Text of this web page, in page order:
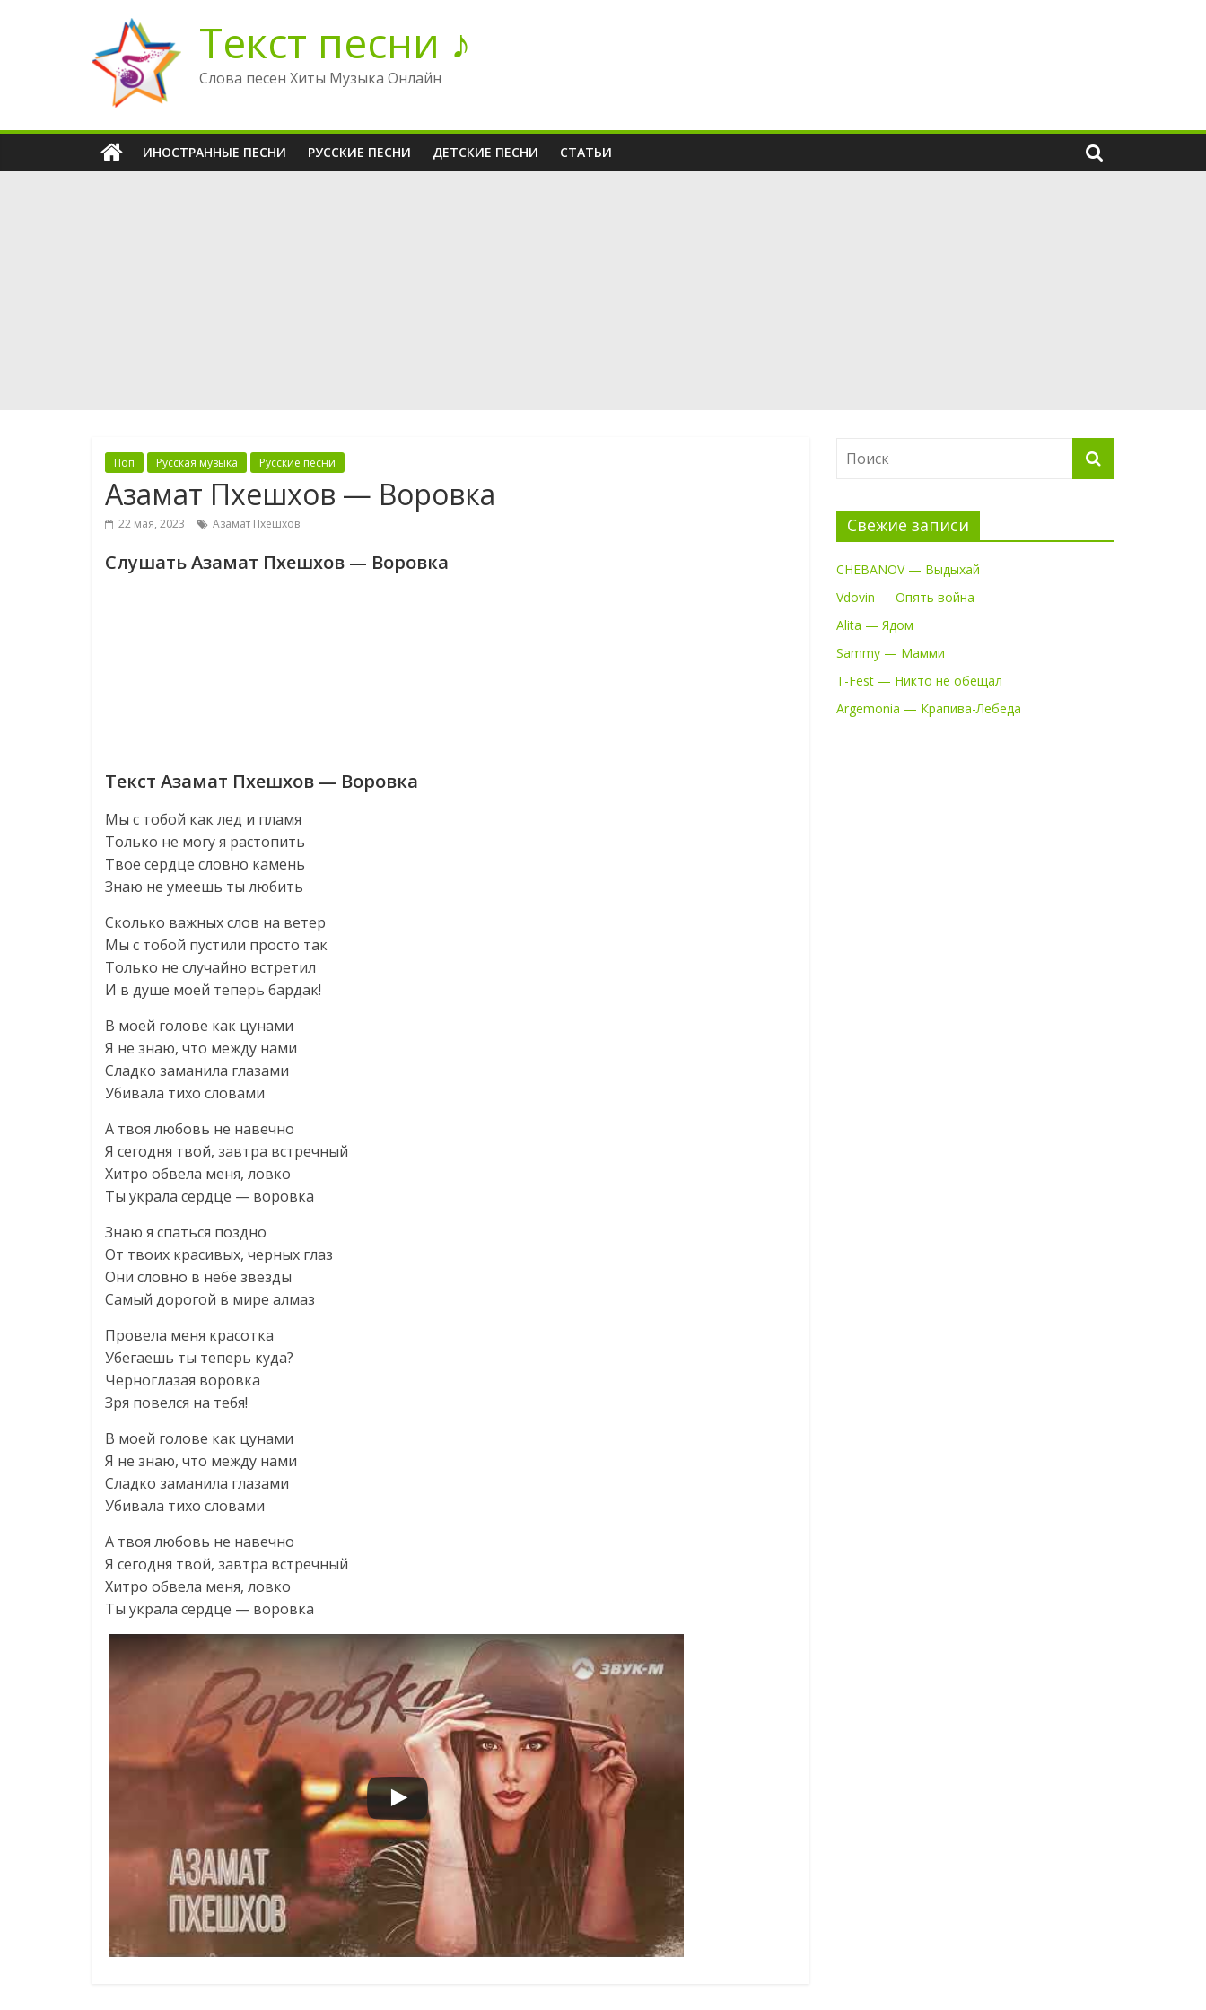
содержимому
Текст песни ♪
Слова песен Хиты Музыка Онлайн
ИНОСТРАННЫЕ ПЕСНИ РУССКИЕ ПЕСНИ ДЕТСКИЕ ПЕСНИ СТАТЬИ
Поп Русская музыка Русские песни
Азамат Пхешхов — Воровка
22 мая, 2023 Азамат Пхешхов
Слушать Азамат Пхешхов — Воровка
Текст Азамат Пхешхов — Воровка
Мы с тобой как лед и пламя
Только не могу я растопить
Твое сердце словно камень
Знаю не умеешь ты любить
Сколько важных слов на ветер
Мы с тобой пустили просто так
Только не случайно встретил
И в душе моей теперь бардак!
В моей голове как цунами
Я не знаю, что между нами
Сладко заманила глазами
Убивала тихо словами
А твоя любовь не навечно
Я сегодня твой, завтра встречный
Хитро обвела меня, ловко
Ты украла сердце — воровка
Знаю я спаться поздно
От твоих красивых, черных глаз
Они словно в небе звезды
Самый дорогой в мире алмаз
Провела меня красотка
Убегаешь ты теперь куда?
Черноглазая воровка
Зря повелся на тебя!
В моей голове как цунами
Я не знаю, что между нами
Сладко заманила глазами
Убивала тихо словами
А твоя любовь не навечно
Я сегодня твой, завтра встречный
Хитро обвела меня, ловко
Ты украла сердце — воровка
Свежие записи
CHEBANOV — Выдыхай
Vdovin — Опять война
Alita — Ядом
Sammy — Мамми
T-Fest — Никто не обещал
Argemonia — Крапива-Лебеда